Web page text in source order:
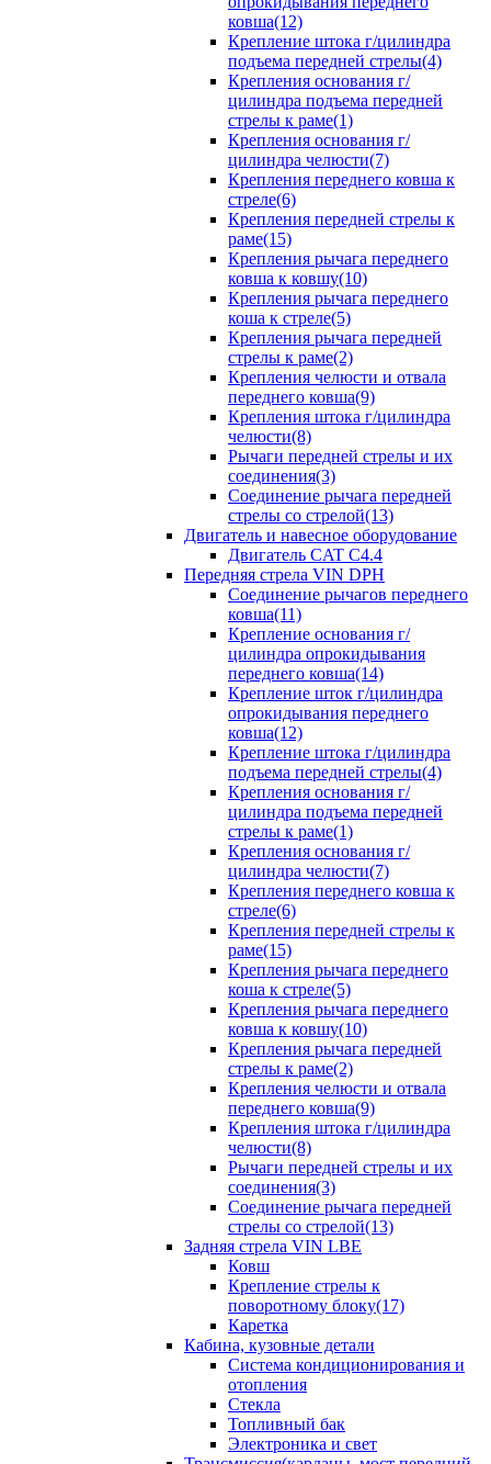
ковша(12)
Крепление штока г/цилиндра
подъема передней стрелы(4)
Крепления основания г/
цилиндра подъема передней
стрелы к раме(1)
Крепления основания г/
цилиндра челюсти(7)
Крепления переднего ковша к
стреле(6)
Крепления передней стрелы к
раме(15)
Крепления рычага переднего
ковша к ковшу(10)
Крепления рычага переднего
коша к стреле(5)
Крепления рычага передней
стрелы к раме(2)
Крепления челюсти и отвала
переднего ковша(9)
Крепления штока г/цилиндра
челюсти(8)
Рычаги передней стрелы и их
соединения(3)
Соединение рычага передней
стрелы со стрелой(13)
Двигатель и навесное оборудование
Двигатель CAT C4.4
Передняя стрела VIN DPH
Cоединение рычагов переднего
ковша(11)
Крепление основания г/
цилиндра опрокидывания
переднего ковша(14)
Крепление шток г/цилиндра
опрокидывания переднего
ковша(12)
Крепление штока г/цилиндра
подъема передней стрелы(4)
Крепления основания г/
цилиндра подъема передней
стрелы к раме(1)
Крепления основания г/
цилиндра челюсти(7)
Крепления переднего ковша к
стреле(6)
Крепления передней стрелы к
раме(15)
Крепления рычага переднего
коша к стреле(5)
Крепления рычага переднего
ковша к ковшу(10)
Крепления рычага передней
стрелы к раме(2)
Крепления челюсти и отвала
переднего ковша(9)
Крепления штока г/цилиндра
челюсти(8)
Рычаги передней стрелы и их
соединения(3)
Соединение рычага передней
стрелы со стрелой(13)
Задняя стрела VIN LBE
Ковш
Крепление стрелы к
поворотному блоку(17)
Каретка
Кабина, кузовные детали
Система кондиционирования и
отопления
Стекла
Топливный бак
Электроника и свет